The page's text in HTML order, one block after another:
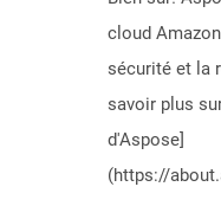
cloud
sécurité et la
savoir plus
d'Aspose]
(https://